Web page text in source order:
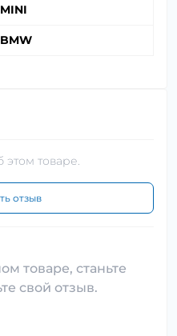
MINI
BMW
этом товаре.
отзыв
товаре, станьте
свой отзыв.